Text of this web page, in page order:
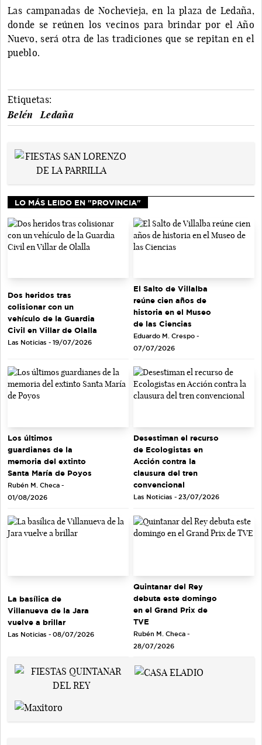
Las campanadas de Nochevieja, en la plaza de Ledaña,
donde se reúnen los vecinos para brindar por el Año
Nuevo, será otra de las tradiciones que se repitan en el
pueblo.
Etiquetas:
Belén
Ledaña
LO MÁS LEIDO EN "PROVINCIA"
Dos heridos tras
colisionar con un
vehículo de la Guardia
Civil en Villar de Olalla
Las Noticias - 19/07/2026
El Salto de Villalba
reúne cien años de
historia en el Museo
de las Ciencias
Eduardo M. Crespo -
07/07/2026
Los últimos
guardianes de la
memoria del extinto
Santa María de Poyos
Rubén M. Checa -
01/08/2026
Desestiman el recurso
de Ecologistas en
Acción contra la
clausura del tren
convencional
Las Noticias - 23/07/2026
La basílica de
Villanueva de la Jara
vuelve a brillar
Las Noticias - 08/07/2026
Quintanar del Rey
debuta este domingo
en el Grand Prix de
TVE
Rubén M. Checa -
28/07/2026